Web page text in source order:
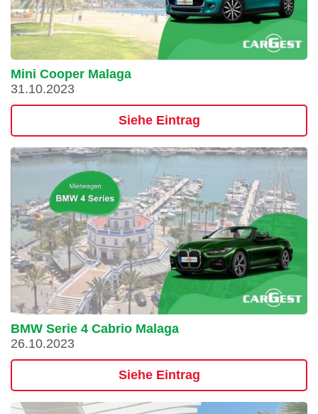
Mini Cooper Malaga
31.10.2023
Siehe Eintrag
BMW Serie 4 Cabrio Malaga
26.10.2023
Siehe Eintrag